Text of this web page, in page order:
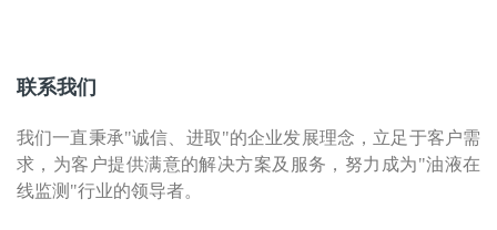
联系我们
我们一直秉承"诚信、进取"的企业发展理念，立足于客户需
求，为客户提供满意的解决方案及服务，努力成为"油液在
线监测"行业的领导者。